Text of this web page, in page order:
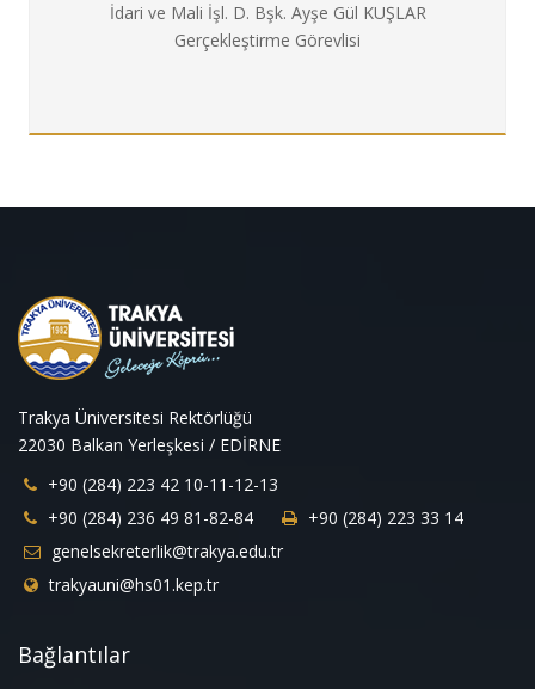
İdari ve Mali İşl. D. Bşk. Ayşe Gül KUŞLAR
Gerçekleştirme Görevlisi
Trakya Üniversitesi Rektörlüğü
22030 Balkan Yerleşkesi / EDİRNE
+90 (284) 223 42 10-11-12-13
+90 (284) 236 49 81-82-84
+90 (284) 223 33 14
genelsekreterlik@trakya.edu.tr
trakyauni@hs01.kep.tr
Bağlantılar